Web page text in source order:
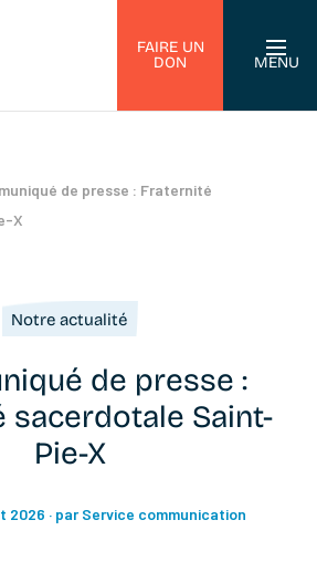
FAIRE UN
DON
MENU
de presse : Fraternité
X
Notre actualité
de presse :
sacerdotale Saint-
Pie-X
2026 · par Service communication